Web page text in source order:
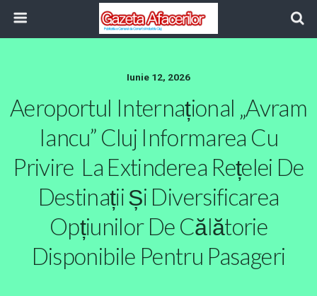
Iunie 12, 2026
Aeroportul Internațional „Avram
Iancu” Cluj Informarea Cu
Privire La Extinderea Rețelei De
Destinații Și Diversificarea
Opțiunilor De Călătorie
Disponibile Pentru Pasageri